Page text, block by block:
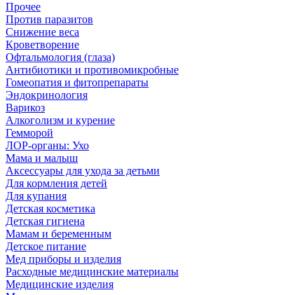
Прочее
Против паразитов
Снижение веса
Кроветворение
Офтальмология (глаза)
Антибиотики и противомикробные
Гомеопатия и фитопрепараты
Эндокринология
Варикоз
Алкоголизм и курение
Гемморой
ЛОР-органы: Ухо
Мама и малыш
Аксессуары для ухода за детьми
Для кормления детей
Для купания
Детская косметика
Детская гигиена
Мамам и беременным
Детское питание
Мед приборы и изделия
Расходные медицинские материалы
Медицинские изделия